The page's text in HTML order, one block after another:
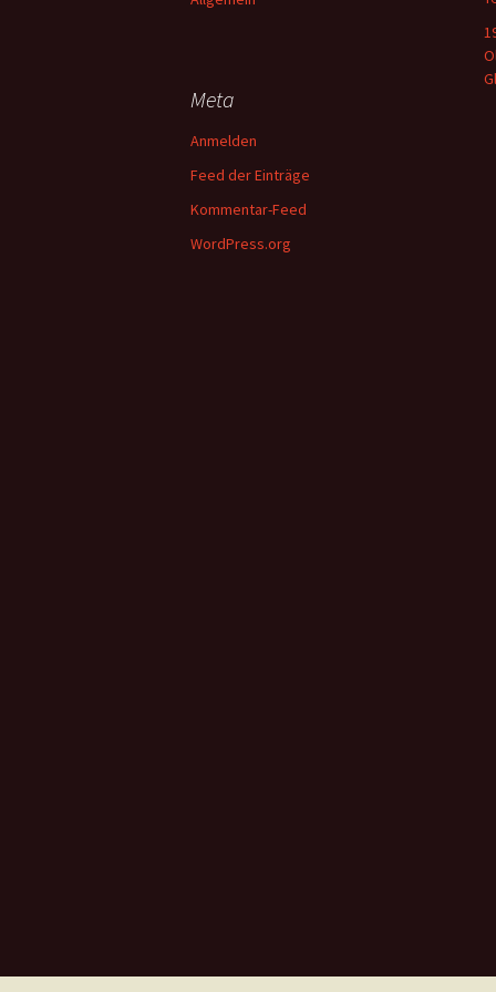
Meta
Anmelden
Feed der Einträge
Kommentar-Feed
WordPress.org